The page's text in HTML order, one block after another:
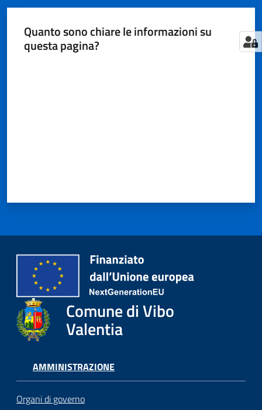
Quanto sono chiare le informazioni su
questa pagina?
Comune di Vibo
Valentia
AMMINISTRAZIONE
Organi di governo